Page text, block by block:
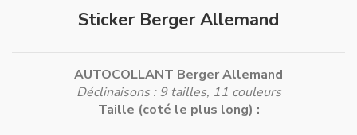
Sticker Berger Allemand
AUTOCOLLANT Berger Allemand
Déclinaisons : 9 tailles, 11 couleurs
Taille (coté le plus long) :